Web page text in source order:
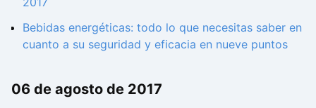
Bebidas energéticas: todo lo que necesitas saber en
cuanto a su seguridad y eficacia en nueve puntos
06 de agosto de 2017